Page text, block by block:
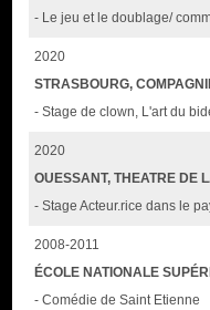
- Le jeu et le doublage/
2020
STRASBOURG,
- Stage de clown, L'art du
2020
OUESSANT, THEATRE DE
- Stage Acteur.rice dans le
2008-2011
ÉCOLE NATIONALE
- Comédie de Saint Etienne